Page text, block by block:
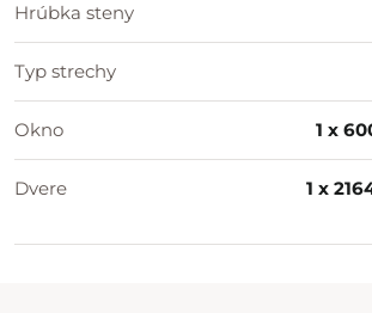
Hrúbka steny
Typ strechy
Okno
Dvere
1 x 2164 mm x 2088